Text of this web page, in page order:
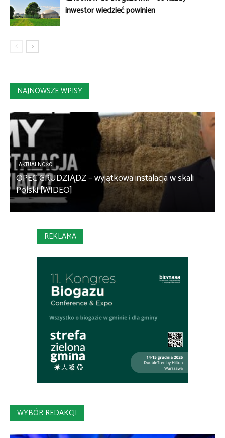
inwestor wiedzieć powinien
NAJNOWSZE WPISY
AKTUALNOŚCI
OPEC GRUDZIĄDZ – wyjątkowa instalacja w skali
Polski [WIDEO]
REKLAMA
WYBÓR REDAKCJI